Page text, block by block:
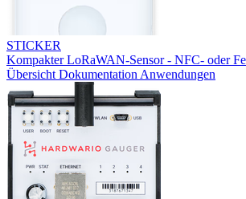
STICKER
Kompakter LoRaWAN-Sensor - NFC- oder
Übersicht Dokumentation Anwendungen